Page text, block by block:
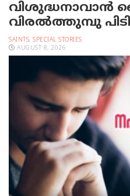
വിശുദ്ധനാവാന്‍
വിരല്‍ത്തുമ്പു
SAINTS, SPECIAL STORIES
AUGUST 8, 2026